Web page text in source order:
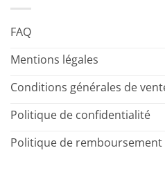
FAQ
Mentions légales
Conditions générales de
Politique de confidentialité
Politique de remboursement